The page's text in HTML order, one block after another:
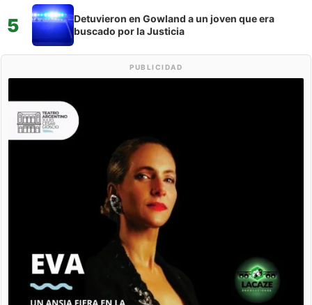
5
Detuvieron en Gowland a un joven que era
buscado por la Justicia
PUBLICIDAD